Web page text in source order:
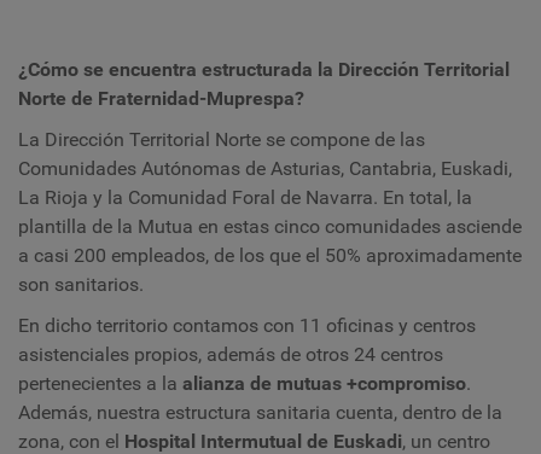
¿Cómo se encuentra estructurada la Dirección Territorial
Norte de Fraternidad-Muprespa?
La Dirección Territorial Norte se compone de las
Comunidades Autónomas de Asturias, Cantabria, Euskadi,
La Rioja y la Comunidad Foral de Navarra. En total, la
plantilla de la Mutua en estas cinco comunidades asciende
a casi 200 empleados, de los que el 50% aproximadamente
son sanitarios.
En dicho territorio contamos con 11 oficinas y centros
asistenciales propios, además de otros 24 centros
pertenecientes a la alianza de mutuas +compromiso.
Además, nuestra estructura sanitaria cuenta, dentro de la
zona, con el Hospital Intermutual de Euskadi, un centro